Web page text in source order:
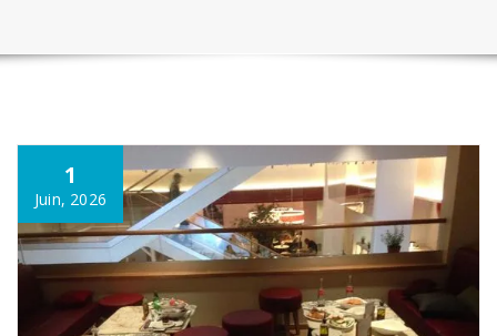
1
Juin, 2026